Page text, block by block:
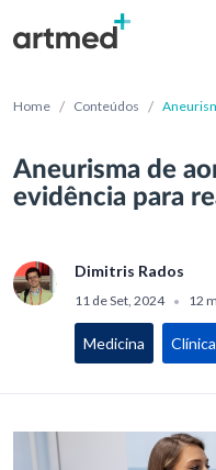
Home / Conteúdos /
Aneurisma de
evidência para
Dimitris Rados
11 de Set, 2024 • 12
Medicina